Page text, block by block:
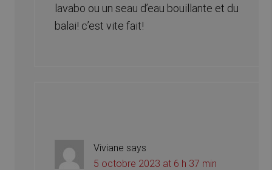
lavabo ou un seau d’eau bouillante et du
balai! c’est vite fait!
Viviane says
5 octobre 2023 at 6 h 37 min